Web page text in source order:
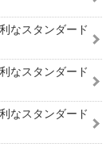
なスタンダード
なスタンダード
なスタンダード